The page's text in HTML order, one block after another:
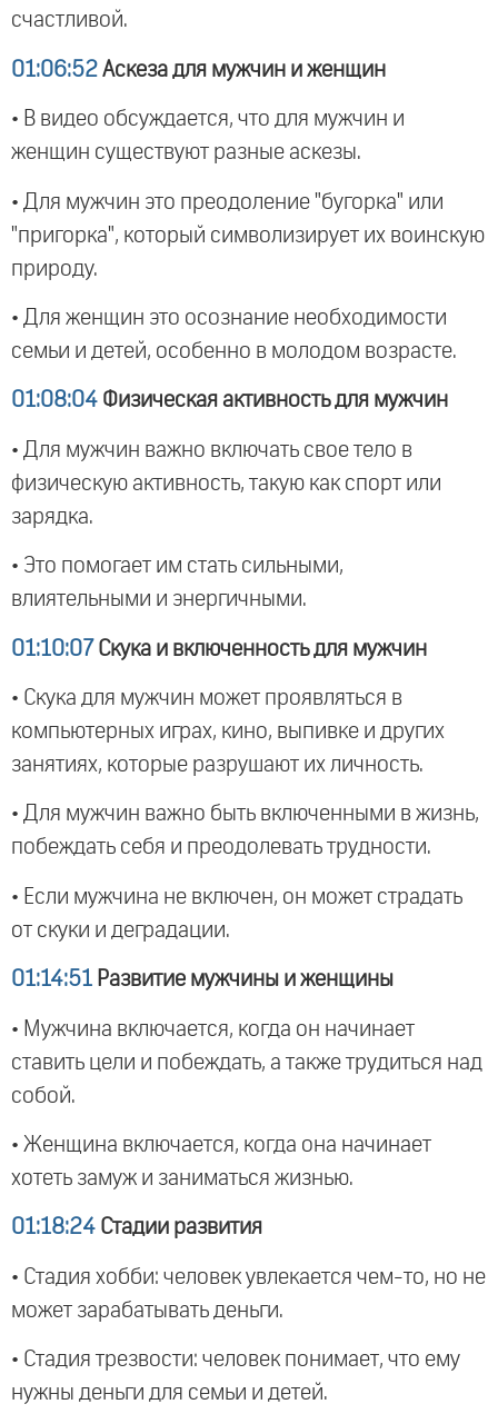
счастливой.
01:06:52 Аскеза для мужчин и женщин
• В видео обсуждается, что для мужчин и
женщин существуют разные аскезы.
• Для мужчин это преодоление "бугорка" или
"пригорка", который символизирует их воинскую
природу.
• Для женщин это осознание необходимости
семьи и детей, особенно в молодом возрасте.
01:08:04 Физическая активность для мужчин
• Для мужчин важно включать свое тело в
физическую активность, такую как спорт или
зарядка.
• Это помогает им стать сильными,
влиятельными и энергичными.
01:10:07 Скука и включенность для мужчин
• Скука для мужчин может проявляться в
компьютерных играх, кино, выпивке и других
занятиях, которые разрушают их личность.
• Для мужчин важно быть включенными в жизнь,
побеждать себя и преодолевать трудности.
• Если мужчина не включен, он может страдать
от скуки и деградации.
01:14:51 Развитие мужчины и женщины
• Мужчина включается, когда он начинает
ставить цели и побеждать, а также трудиться над
собой.
• Женщина включается, когда она начинает
хотеть замуж и заниматься жизнью.
01:18:24 Стадии развития
• Стадия хобби: человек увлекается чем-то, но не
может зарабатывать деньги.
• Стадия трезвости: человек понимает, что ему
нужны деньги для семьи и детей.